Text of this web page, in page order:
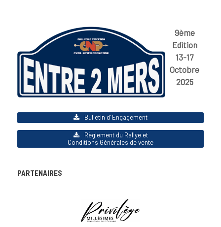
9ème
Edition
13-17
Octobre
2025
Bulletin d' Engagement
Règlement du Rallye et
Conditions Générales de vente
PARTENAIRES